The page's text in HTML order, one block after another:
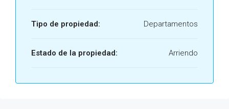
Tipo de propiedad: Departamentos
Estado de la propiedad: Arriendo